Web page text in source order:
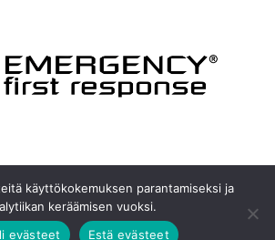
LIEKKITIIMI.COM
KOULUTTAJAT
käyttökokemuksen parantamiseksi ja
keräämisen vuoksi.
evästeet
Estä evästeet